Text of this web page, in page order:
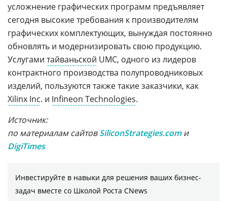
усложнение графических программ предъявляет
сегодня высокие требования к производителям
графических комплектующих, вынуждая постоянно
обновлять и модернизировать свою продукцию.
Услугами тайваньской UMC, одного из лидеров
контрактного производства полупроводниковых
изделий, пользуются также такие заказчики, как
Xilinx Inc. и Infineon Technologies.
Источник:
по материалам сайтовSiliconStrategies.comи
DigiTimes
Инвестируйте в навыки для решения ваших бизнес-
задач вместе со Школой Роста CNews